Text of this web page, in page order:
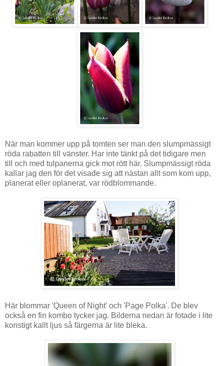
När man kommer upp på tomten ser man den slumpmässigt
röda rabatten till vänster. Har inte tänkt på det tidigare men
till och med tulpanerna gick mot rött här. Slumpmässigt röda
kallar jag den för det visade sig att nästan allt som kom upp,
planerat eller oplanerat, var rödblommande.
Här blommar 'Queen of Night' och 'Page Polka'. De blev
också en fin kombo tycker jag. Bilderna nedan är fotade i lite
konstigt kallt ljus så färgerna är lite bleka.